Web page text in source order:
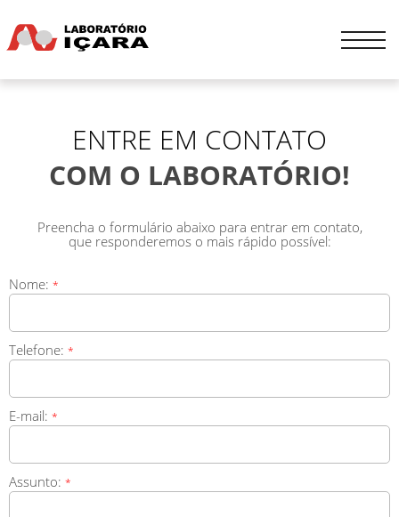
ENTRE EM CONTATO
COM O LABORATÓRIO!
Preencha o formulário abaixo para entrar em contato,
que responderemos o mais rápido possível:
Nome: *
Telefone: *
E-mail: *
Assunto: *